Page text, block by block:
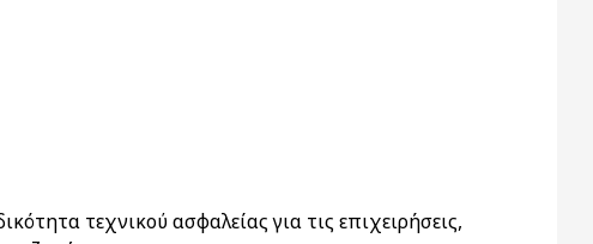
τεχνικού ασφαλείας για τις επιχειρήσεις,